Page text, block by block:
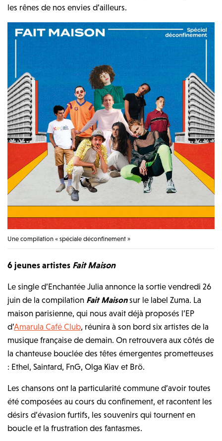
les rênes de nos envies d’ailleurs.
Une compilation « spéciale déconfinement »
6 jeunes artistes Fait Maison
Le single d’Enchantée Julia annonce la sortie vendredi 26
juin de la compilation Fait Maisonsur le label Zuma. La
maison parisienne, qui nous avait déjà proposés l’EP
d’Amarula Café Club, réunira à son bord six artistes de la
musique française de demain. On retrouvera aux côtés de
la chanteuse bouclée des têtes émergentes prometteuses
: Ethel, Saintard, FnG, Olga Kiav et Brö.
Les chansons ont la particularité commune d’avoir toutes
été composées au cours du confinement, et racontent les
désirs d’évasion furtifs, les souvenirs qui tournent en
boucle et la frustration des fantasmes.